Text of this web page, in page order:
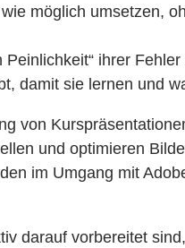
möglich umsetzen,
ihrer
damit sie lernen und
von
und optimieren
im Umgang mit
darauf vorbereitet